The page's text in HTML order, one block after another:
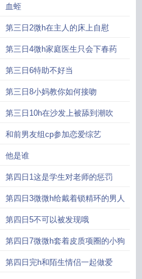
血蛭
第三日2微h在主人的床上自慰
第三日4微h家庭医生只会下春药
第三日6特助不好当
第三日8小妈教你如何接吻
第三日10h在沙发上被舔到潮吹
和前男友组cp参加恋爱综艺
他是谁
第四日1这是学生对老师的惩罚
第四日3微微h给戴着锁精环的男人
第四日5不可以被发现哦
第四日7微微h套着皮质项圈的小狗
第四日完h和陌生情侣一起做爱